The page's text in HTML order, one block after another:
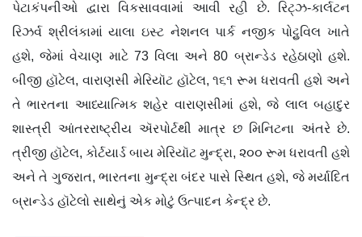
પેટાકંપનીઓ દ્વારા વિકસાવવામાં આવી રહી છે. રિટ્ઝ-કાર્લટન
રિઝર્વ શ્રીલંકામાં યાલા ઇસ્ટ નેશનલ પાર્ક નજીક પોટ્ટુવિલ ખાતે
હશે, જેમાં વેચાણ માટે 73 વિલા અને 80 બ્રાન્ડેડ રહેઠાણો હશે.
બીજી હૉટેલ, વારાણસી મેરિયૉટ હૉટેલ, ૧૬૧ રૂમ ધરાવતી હશે અને
તે ભારતના આધ્યાત્મિક શહેર વારાણસીમાં હશે, જે લાલ બહાદુર
શાસ્ત્રી આંતરરાષ્ટ્રીય ઍરપોર્ટથી માત્ર છ મિનિટના અંતરે છે.
ત્રીજી હૉટેલ, કોર્ટયાર્ડ બાય મેરિયૉટ મુન્દ્રા, ૨૦૦ રૂમ ધરાવતી હશે
અને તે ગુજરાત, ભારતના મુન્દ્રા બંદર પાસે સ્થિત હશે, જે મર્યાદિત
બ્રાન્ડેડ હૉટેલો સાથેનું એક મોટું ઉત્પાદન કેન્દ્ર છે.